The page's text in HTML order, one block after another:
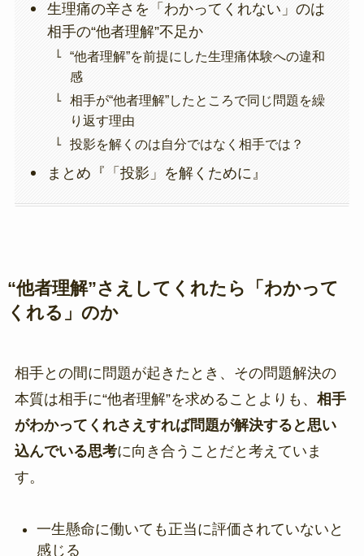
生理痛の辛さを「わかってくれない」のは
相手の“他者理解”不足か
“他者理解”を前提にした生理痛体験への違和
感
相手が“他者理解”したところで同じ問題を繰
り返す理由
投影を解くのは自分ではなく相手では？
まとめ『「投影」を解くために』
“他者理解”さえしてくれたら「わかって
くれる」のか
相手との間に問題が起きたとき、その問題解決の
本質は相手に“他者理解”を求めることよりも、 相手
がわかってくれさえすれば問題が解決すると思い
込んでいる思考に向き合うことだと考えていま
す。
一生懸命に働いても正当に評価されていないと
感じる